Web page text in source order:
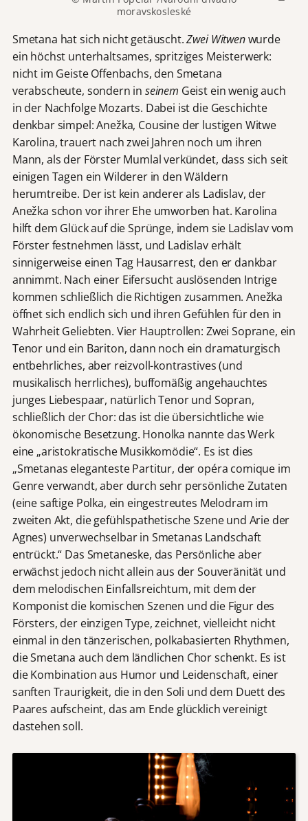
moravskosleské
Smetana hat sich nicht getäuscht.Zwei Witwenwurde
ein höchst unterhaltsames, spritziges Meisterwerk:
nicht im Geiste Offenbachs, den Smetana
verabscheute, sondern in seinem Geist ein wenig auch
in der Nachfolge Mozarts. Dabei ist die Geschichte
denkbar simpel: Anežka, Cousine der lustigen Witwe
Karolina, trauert nach zwei Jahren noch um ihren
Mann, als der Förster Mumlal verkündet, dass sich seit
einigen Tagen ein Wilderer in den Wäldern
herumtreibe. Der ist kein anderer als Ladislav, der
Anežka schon vor ihrer Ehe umworben hat. Karolina
hilft dem Glück auf die Sprünge, indem sie Ladislav vom
Förster festnehmen lässt, und Ladislav erhält
sinnigerweise einen Tag Hausarrest, den er dankbar
annimmt. Nach einer Eifersucht auslösenden Intrige
kommen schließlich die Richtigen zusammen. Anežka
öffnet sich endlich sich und ihren Gefühlen für den in
Wahrheit Geliebten. Vier Hauptrollen: Zwei Soprane, ein
Tenor und ein Bariton, dann noch ein dramaturgisch
entbehrliches, aber reizvoll-kontrastives (und
musikalisch herrliches), buffomäßig angehauchtes
junges Liebespaar, natürlich Tenor und Sopran,
schließlich der Chor: das ist die übersichtliche wie
ökonomische Besetzung. Honolka nannte das Werk
eine „aristokratische Musikkomödie“. Es ist dies
„Smetanas eleganteste Partitur, der opéra comique im
Genre verwandt, aber durch sehr persönliche Zutaten
(eine saftige Polka, ein eingestreutes Melodram im
zweiten Akt, die gefühlspathetische Szene und Arie der
Agnes) unverwechselbar in Smetanas Landschaft
entrückt.“ Das Smetaneske, das Persönliche aber
erwächst jedoch nicht allein aus der Souveränität und
dem melodischen Einfallsreichtum, mit dem der
Komponist die komischen Szenen und die Figur des
Försters, der einzigen Type, zeichnet, vielleicht nicht
einmal in den tänzerischen, polkabasierten Rhythmen,
die Smetana auch dem ländlichen Chor schenkt. Es ist
die Kombination aus Humor und Leidenschaft, einer
sanften Traurigkeit, die in den Soli und dem Duett des
Paares aufscheint, das am Ende glücklich vereinigt
dastehen soll.